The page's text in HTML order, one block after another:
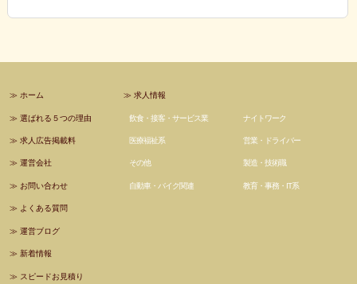
≫ ホーム
≫ 選ばれる５つの理由
≫ 求人広告掲載料
≫ 運営会社
≫ お問い合わせ
≫ よくある質問
≫ 運営ブログ
≫ 新着情報
≫ スピードお見積り
≫求人情報
飲食・接客・サービス業
医療福祉系
その他
自動車・バイク関連
ナイトワーク
営業・ドライバー
製造・技術職
教育・事務・IT系